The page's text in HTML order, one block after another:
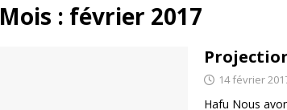
Mois : février 2017
14 février
Hafu Nous